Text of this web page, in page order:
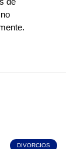
DIVORCIOS